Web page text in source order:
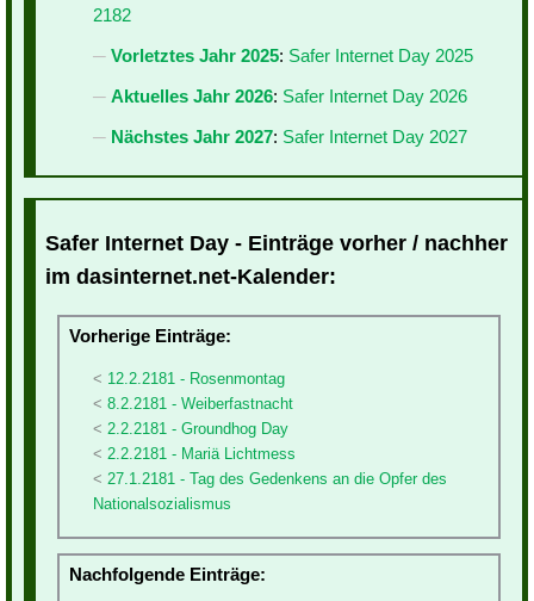
2182
Vorletztes Jahr 2025: Safer Internet Day 2025
Aktuelles Jahr 2026: Safer Internet Day 2026
Nächstes Jahr 2027: Safer Internet Day 2027
Safer Internet Day - Einträge vorher / nachher
im dasinternet.net-Kalender:
Vorherige Einträge:
12.2.2181 - Rosenmontag
8.2.2181 - Weiberfastnacht
2.2.2181 - Groundhog Day
2.2.2181 - Mariä Lichtmess
27.1.2181 - Tag des Gedenkens an die Opfer des
Nationalsozialismus
Nachfolgende Einträge: